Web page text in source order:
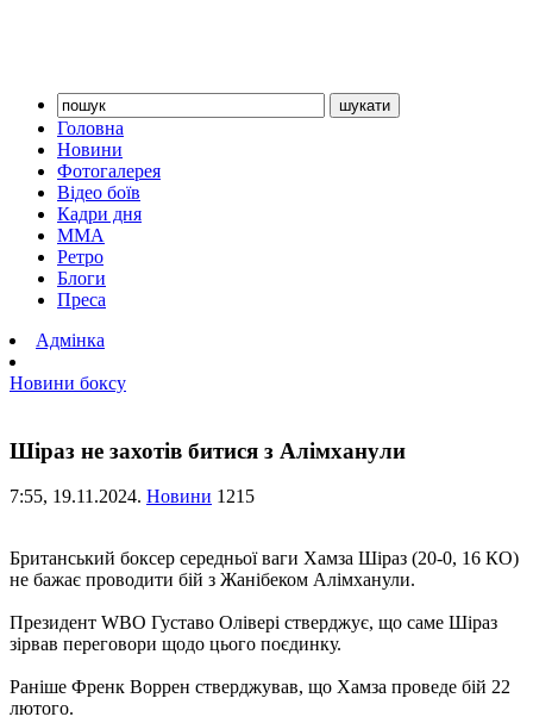
Головна
Новини
Фотогалерея
Відео боїв
Кадри дня
ММА
Ретро
Блоги
Преса
Адмінка
Новини боксу
Шіраз не захотів битися з Алімханули
7:55, 19.11.2024. Новини 1215
Британський боксер середньої ваги Хамза Шіраз (20-0, 16 КО)
не бажає проводити бій з Жанібеком Алімханули.
Президент WBO Густаво Олівері стверджує, що саме Шіраз
зірвав переговори щодо цього поєдинку.
Раніше Френк Воррен стверджував, що Хамза проведе бій 22
лютого.